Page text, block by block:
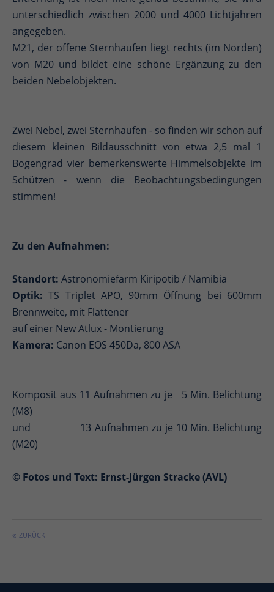
unterschiedlich zwischen 2000 und 4000 Lichtjahren
angegeben.
M21, der offene Sternhaufen liegt rechts (im Norden)
von M20 und bildet eine schöne Ergänzung zu den
beiden Nebelobjekten.
Zwei Nebel, zwei Sternhaufen - so finden wir schon auf
diesem kleinen Bildausschnitt von etwa 2,5 mal 1
Bogengrad vier bemerkenswerte Himmelsobjekte im
Schützen - wenn die Beobachtungsbedingungen
stimmen!
Zu den Aufnahmen:
Standort: Astronomiefarm Kiripotib / Namibia
Optik: TS Triplet APO, 90mm Öffnung bei 600mm
Brennweite, mit Flattener
auf einer New Atlux - Montierung
Kamera: Canon EOS 450Da, 800 ASA
Komposit aus 11 Aufnahmen zu je 5 Min. Belichtung
(M8)
und 13 Aufnahmen zu je 10 Min. Belichtung
(M20)
© Fotos und Text: Ernst-Jürgen Stracke (AVL)
ZURÜCK